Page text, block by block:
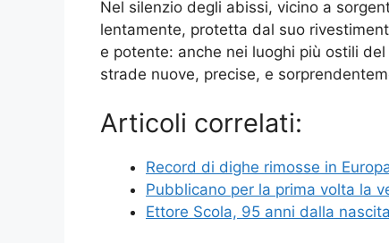
Nel silenzio degli abissi, vicino a
lentamente, protetta dal suo
e potente: anche nei luoghi più ostili
strade nuove, precise, e
Articoli correlati:
Record di dighe rimosse in
Pubblicano per la prima volta la
Ettore Scola, 95 anni dalla